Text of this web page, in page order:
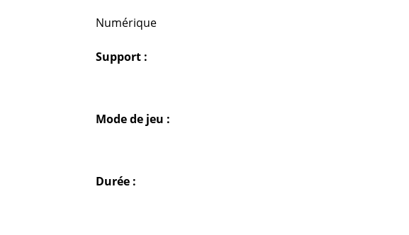
Numérique
Support :
Mode de jeu :
Durée :